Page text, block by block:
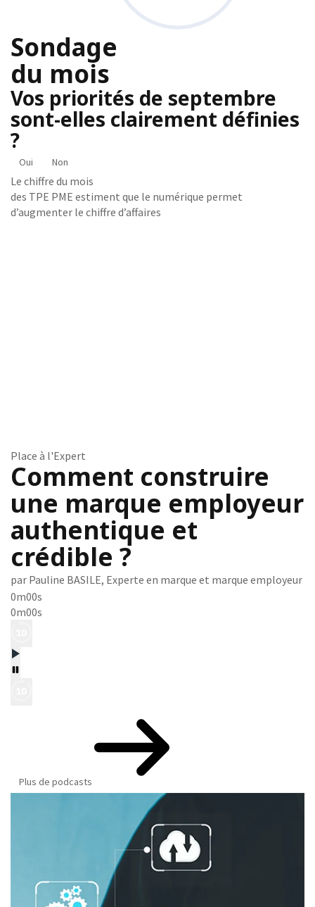
Sondage
du mois
Vos priorités de septembre
sont-elles clairement définies
?
Oui Non
Le chiffre du mois
des TPE PME estiment que le numérique permet
d’augmenter le chiffre d’affaires
Place à l'Expert
Comment construire
une marque employeur
authentique et
crédible ?
par Pauline BASILE, Experte en marque et marque employeur
0m00s
0m00s
Plus de podcasts